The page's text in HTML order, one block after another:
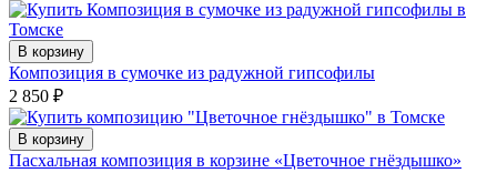
В корзину
Композиция в сумочке из радужной гипсофилы
2 850 ₽
В корзину
Пасхальная композиция в корзине «Цветочное гнёздышко»